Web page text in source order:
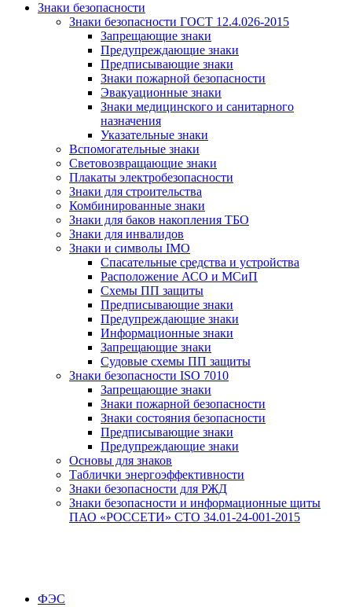
Знаки безопасности
Знаки безопасности ГОСТ 12.4.026-2015
Запрещающие знаки
Предупреждающие знаки
Предписывающие знаки
Знаки пожарной безопасности
Эвакуационные знаки
Знаки медицинского и санитарного
назначения
Указательные знаки
Вспомогательные знаки
Световозвращающие знаки
Плакаты электробезопасности
Знаки для строительства
Комбинированные знаки
Знаки для баков накопления ТБО
Знаки для инвалидов
Знаки и символы IMO
Спасательные средства и устройства
Расположение АСО и МСиП
Схемы ПП защиты
Предписывающие знаки
Предупреждающие знаки
Информационные знаки
Запрещающие знаки
Судовые схемы ПП защиты
Знаки безопасности ISO 7010
Запрещающие знаки
Знаки пожарной безопасности
Знаки состояния безопасности
Предписывающие знаки
Предупреждающие знаки
Основы для знаков
Таблички энергоэффективности
Знаки безопасности для РЖД
Знаки безопасности и информационные щиты
ПАО «РОССЕТИ» СТО 34.01-24-001-2015
ФЭС